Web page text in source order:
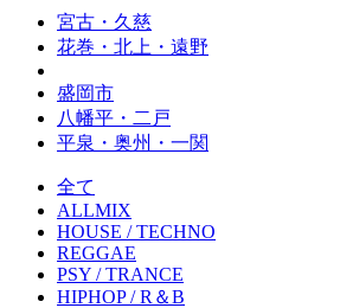
宮古・久慈
花巻・北上・遠野
盛岡市
八幡平・二戸
平泉・奥州・一関
全て
ALLMIX
HOUSE / TECHNO
REGGAE
PSY / TRANCE
HIPHOP / R＆B